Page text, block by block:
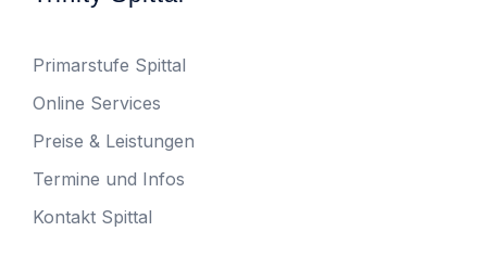
Primarstufe Spittal
Online Services
Preise & Leistungen
Termine und Infos
Kontakt Spittal